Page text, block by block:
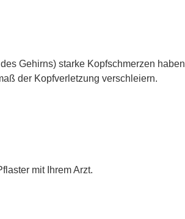
Gehirns) starke Kopfschmerzen haben
der Kopfverletzung verschleiern.
mit Ihrem Arzt.